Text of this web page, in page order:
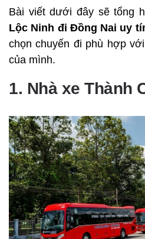
Bài viết dưới đây sẽ tổng
Lộc Ninh đi Đồng Nai uy
chọn chuyến đi phù hợp
của mình.
1. Nhà xe Thành